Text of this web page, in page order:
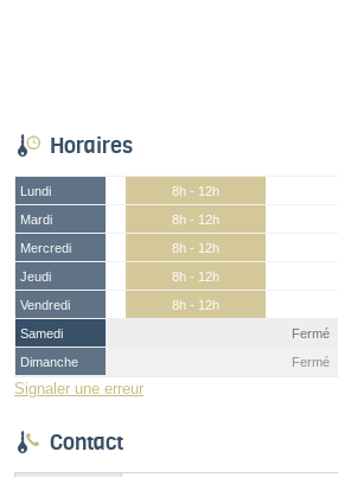
Horaires
Lundi 8h - 12h
Mardi
8h - 12h
Mercredi
8h - 12h
Jeudi
8h - 12h
Vendredi
8h - 12h
Samedi
Fermé
Dimanche
Fermé
Signaler une erreur
Contact